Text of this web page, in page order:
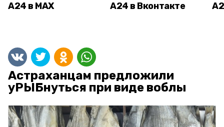
А24 в MAX А24 в Вконтакте
Астраханцам предложили
уРЫБнуться при виде воблы